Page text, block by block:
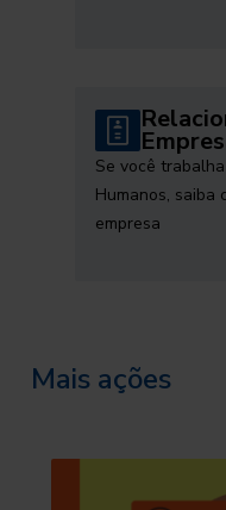
Se você
Humanos, saiba
empresa
Mais ações